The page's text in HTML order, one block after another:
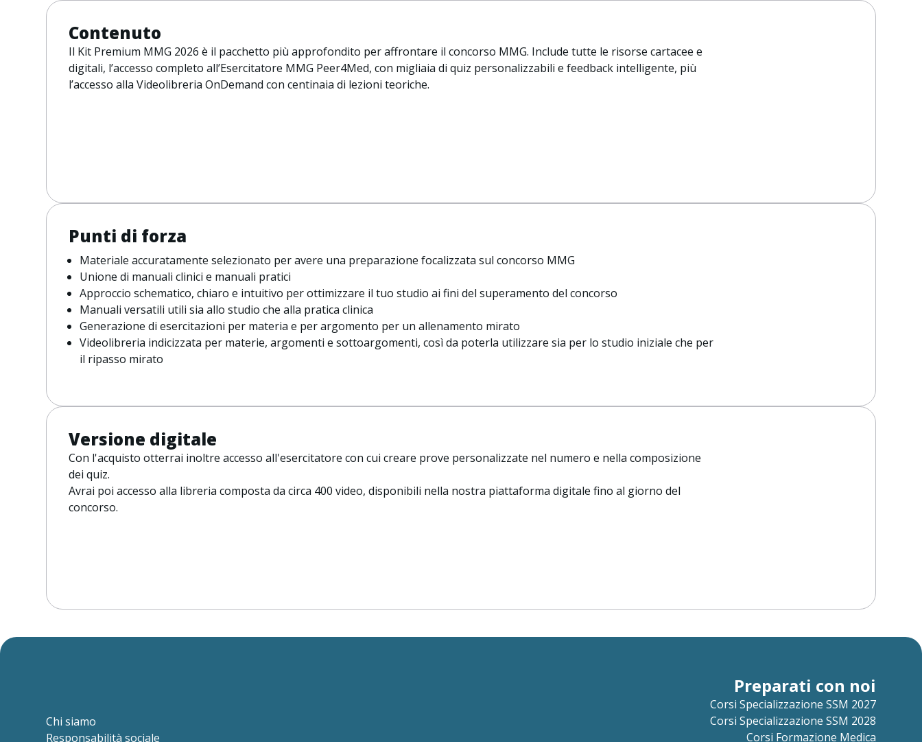
280x210 148x105
Contenuto
Il Kit Premium MMG 2026 è il pacchetto più approfondito per affrontare il concorso MMG. Include tutte le risorse cartacee e
digitali, l’accesso completo all’Esercitatore MMG Peer4Med, con migliaia di quiz personalizzabili e feedback intelligente, più
l’accesso alla Videolibreria OnDemand con centinaia di lezioni teoriche.
Punti di forza
Materiale accuratamente selezionato per avere una preparazione focalizzata sul concorso MMG
Unione di manuali clinici e manuali pratici
Approccio schematico, chiaro e intuitivo per ottimizzare il tuo studio ai fini del superamento del concorso
Manuali versatili utili sia allo studio che alla pratica clinica
Generazione di esercitazioni per materia e per argomento per un allenamento mirato
Videolibreria indicizzata per materie, argomenti e sottoargomenti, così da poterla utilizzare sia per lo studio iniziale che per
il ripasso mirato
Versione digitale
Con l'acquisto otterrai inoltre accesso all'esercitatore con cui creare prove personalizzate nel numero e nella composizione
dei quiz.
Avrai poi accesso alla libreria composta da circa 400 video, disponibili nella nostra piattaforma digitale fino al giorno del
concorso.
Chi siamo
Responsabilità sociale
Preparati con noi
Corsi Specializzazione SSM 2027
Corsi Specializzazione SSM 2028
Corsi Formazione Medica